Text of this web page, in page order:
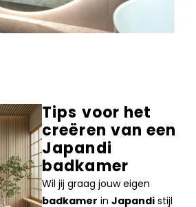
Tips voor het
creëren van een
Japandi
badkamer
Wil jij graag jouw eigen